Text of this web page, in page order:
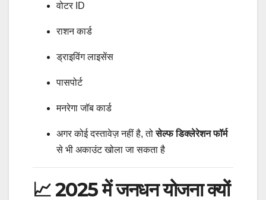
वोटर ID
राशन कार्ड
ड्राइविंग लाइसेंस
पासपोर्ट
मनरेगा जॉब कार्ड
अगर कोई दस्तावेज़ नहीं है, तोसेल्फ डिक्लेरेशन फॉर्म
से भी अकाउंट खोला जा सकता है
📈 2025 में जनधन योजना क्यों